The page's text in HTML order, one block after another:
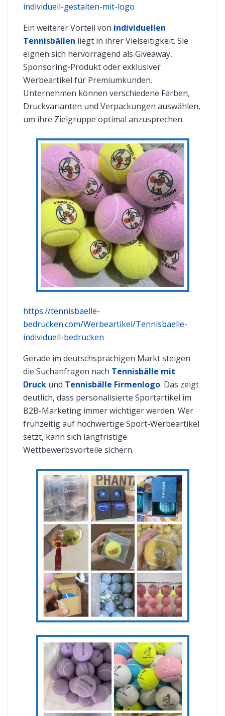
individuell-gestalten-mit-logo
Ein weiterer Vorteil von individuellen
Tennisbällen liegt in ihrer Vielseitigkeit. Sie
eignen sich hervorragend als Giveaway,
Sponsoring-Produkt oder exklusiver
Werbeartikel für Premiumkunden.
Unternehmen können verschiedene Farben,
Druckvarianten und Verpackungen auswählen,
um ihre Zielgruppe optimal anzusprechen.
https://tennisbaelle-
bedrucken.com/Werbeartikel/Tennisbaelle-
individuell-bedrucken
Gerade im deutschsprachigen Markt steigen
die Suchanfragen nach Tennisbälle mit
Druck und Tennisbälle Firmenlogo. Das zeigt
deutlich, dass personalisierte Sportartikel im
B2B-Marketing immer wichtiger werden. Wer
frühzeitig auf hochwertige Sport-Werbeartikel
setzt, kann sich langfristige
Wettbewerbsvorteile sichern.